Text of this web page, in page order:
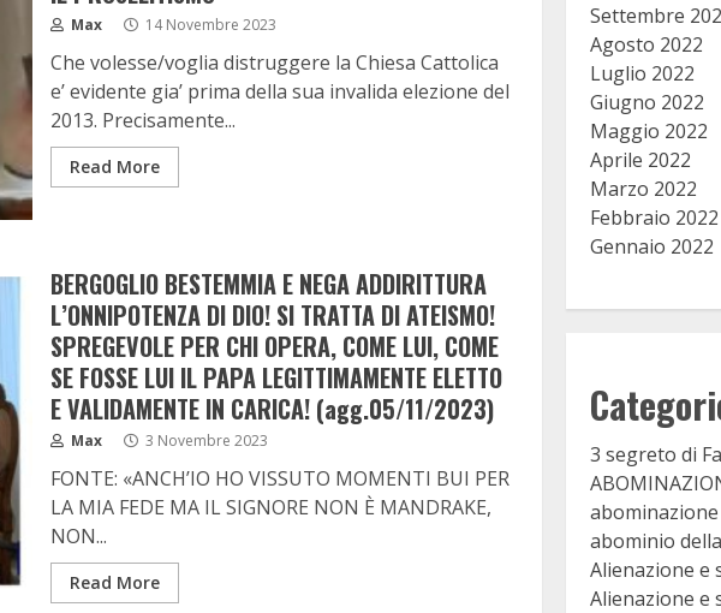
Max 14 Novembre 2023
Che volesse/voglia distruggere la Chiesa Cattolica
e’ evidente gia’ prima della sua invalida elezione del
2013. Precisamente...
Read More
BERGOGLIO BESTEMMIA E NEGA ADDIRITTURA
L’ONNIPOTENZA DI DIO! SI TRATTA DI ATEISMO!
SPREGEVOLE PER CHI OPERA, COME LUI, COME
SE FOSSE LUI IL PAPA LEGITTIMAMENTE ELETTO
E VALIDAMENTE IN CARICA! (agg.05/11/2023)
Max 3 Novembre 2023
FONTE: «ANCH’IO HO VISSUTO MOMENTI BUI PER
LA MIA FEDE MA IL SIGNORE NON È MANDRAKE,
NON...
Read More
Settembre
Agosto 2022
Luglio 2022
Giugno 2022
Maggio 2022
Aprile 2022
Marzo 2022
Febbraio 2022
Gennaio 2022
3 segreto di
abominio
Alienazione e
Alienazione e